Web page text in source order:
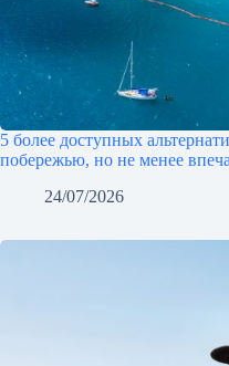
5 более доступных
побережью, но не менее
24/07/2026